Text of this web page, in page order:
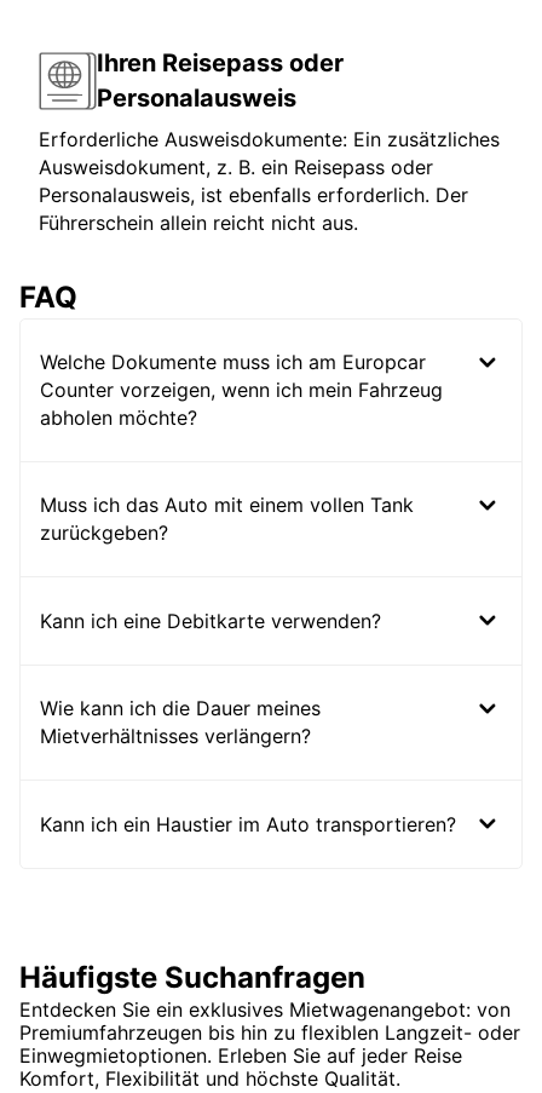
Ihren Reisepass oder
Personalausweis
Erforderliche Ausweisdokumente: Ein zusätzliches
Ausweisdokument, z. B. ein Reisepass oder
Personalausweis, ist ebenfalls erforderlich. Der
Führerschein allein reicht nicht aus.
FAQ
Welche Dokumente muss ich am Europcar
Counter vorzeigen, wenn ich mein Fahrzeug
abholen möchte?
Muss ich das Auto mit einem vollen Tank
zurückgeben?
Kann ich eine Debitkarte verwenden?
Wie kann ich die Dauer meines
Mietverhältnisses verlängern?
Kann ich ein Haustier im Auto transportieren?
Häufigste Suchanfragen
Entdecken Sie ein exklusives Mietwagenangebot: von
Premiumfahrzeugen bis hin zu flexiblen Langzeit- oder
Einwegmietoptionen. Erleben Sie auf jeder Reise
Komfort, Flexibilität und höchste Qualität.